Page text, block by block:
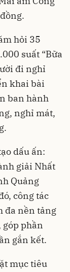
hỏi 35
suất “Bữa
đi nghỉ
khai bài
ban hành
nghỉ mát,
dấu ấn:
giải Nhất
Quảng
công tác
đa nền tảng
góp phần
gắn kết.
mục tiêu